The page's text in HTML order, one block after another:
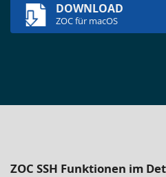
DOWNLOAD
ZOC für macOS
ZOC SSH Funktionen im